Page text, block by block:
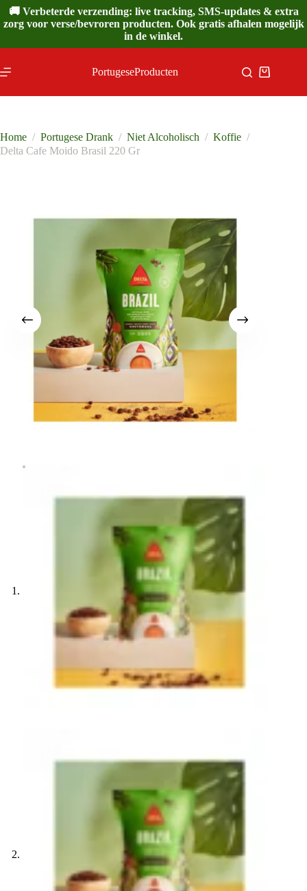
Ga
naar
de
🚚 Verbeterde verzending: live tracking, SMS-updates & extra
zorg voor verse/bevroren producten. Ook gratis afhalen mogelijk
in de winkel.
PortugeseProducten
Home / Portugese Drank / Niet Alcoholisch / Koffie /
Delta Cafe Moido Brasil 220 Gr